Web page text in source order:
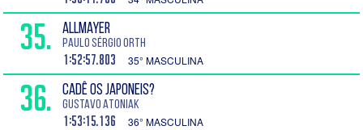
35. ALLMAYER
Paulo Sérgio Orth
1:52:57.803 35° MASCULINA
36. CADÊ OS JAPONEIS?
Gustavo Atoniak
1:53:15.136 36° MASCULINA